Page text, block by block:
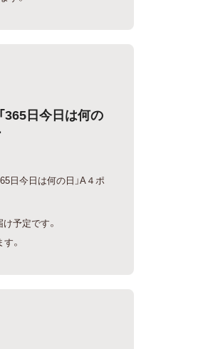
365日今日は何の
日今日は何の日」A４ポ
予定です。
。